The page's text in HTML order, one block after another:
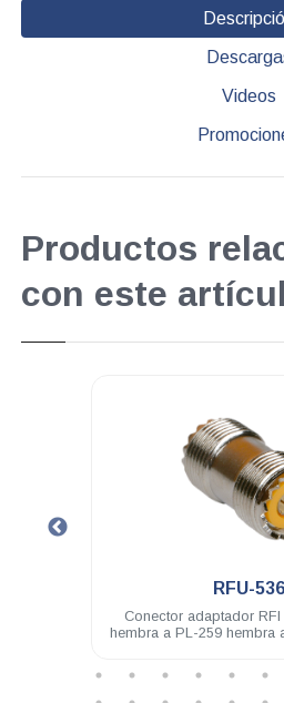
Videos
Productos
con este
RFU-536
Conector adaptador
hembra a PL-259 hembra